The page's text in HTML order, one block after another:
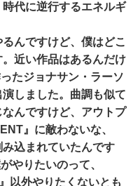
代に逆行するエネルギ
んですけど、僕はどこ
近い作品はあるんだけ
たジョナサン・ラーソ
しました。曲調も似て
んですけど、アウトプ
』に敵わないな、
込まれていたんです
やりたいのって、
以外やりたくないとも